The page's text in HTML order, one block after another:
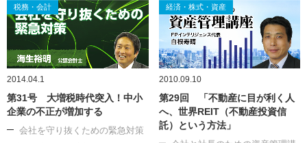
税務・会計
2014.04.1
第31号 大増税時代突入！中小
企業の不正が増加する
会社を守り抜くための緊急対策
経済・株式・資産
2010.09.10
第29回 「不動産に目が利く人
へ、世界REIT（不動産投資信
託）という方法」